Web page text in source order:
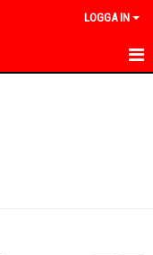
LOGGA IN